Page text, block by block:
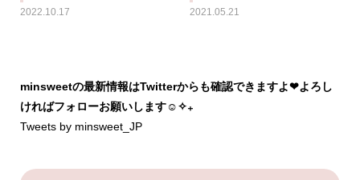
2022.10.17 2021.05.21
minsweetの最新情報はTwitterからも確認できますよ❤︎よろし
ければフォローお願いします☺︎✧₊
Tweets by minsweet_JP